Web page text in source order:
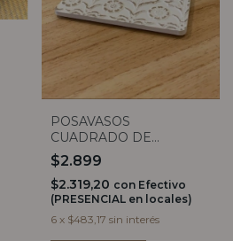
POSAVASOS
CUADRADO DE
MADERA TRAMADA
(unidad)
$2.899
$2.319,20 con Efectivo
(PRESENCIAL en locales)
6 x $483,17 sin interés